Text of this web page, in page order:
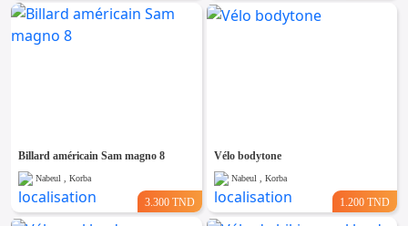
Billard américain Sam magno 8
Nabeul , Korba
3.300 TND
Vélo bodytone
Nabeul , Korba
1.200 TND